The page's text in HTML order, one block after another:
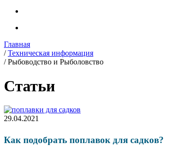
Главная
/Техническая информация
/Рыбоводство и Рыболовство
Статьи
29.04.2021
Как подобрать поплавок для садков?